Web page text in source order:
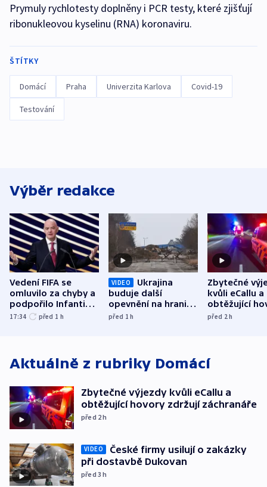
Prymuly rychlotesty doplněny i PCR testy, které zjišťují
ribonukleovou kyselinu (RNA) koronaviru.
ŠTÍTKY
Domácí Praha Univerzita Karlova Covid-19
Testování
Výběr redakce
Vedení FIFA se
omluvilo za chyby a
podpořilo Infantina.
UEFA trvá na
17:34 před 1 h
VIDEO
Ukrajina
buduje další
opevnění na hranici
s Běloruskem
před 1h
Zbytečné
kvůli eCallu a
obtěžující
zdržují
před 2h
Aktuálně z rubriky Domácí
Zbytečné výjezdy kvůli eCallu a
obtěžující hovory zdržují záchranáře
před 2h
VIDEO
České firmy usilují o zakázky
při dostavbě Dukovan
před 3h